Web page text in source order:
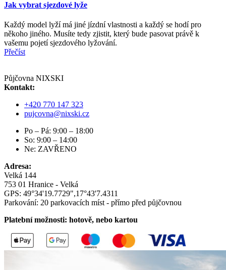
Jak vybrat sjezdové lyže
Každý model lyží má jiné jízdní vlastnosti a každý se hodí pro
někoho jiného. Musíte tedy zjistit, který bude pasovat právě k
vašemu pojetí sjezdového lyžování.
Přečíst
Půjčovna NIXSKI
Kontakt:
+420 770 147 323
pujcovna@nixski.cz
Po – Pá: 9:00 – 18:00
So: 9:00 – 14:00
Ne: ZAVŘENO
Adresa:
Velká 144
753 01 Hranice - Velká
GPS: 49°34'19.7729",17°43'7.4311
Parkování: 20 parkovacích míst - přímo před půjčovnou
Platební možnosti: hotově, nebo kartou